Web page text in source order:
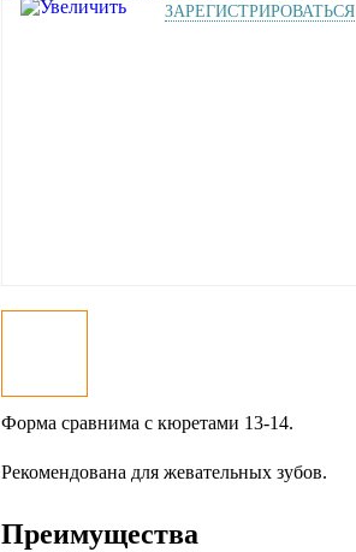
ЗАРЕГИСТРИРОВАТЬСЯ
Форма сравнима с кюретами 13-14.
Рекомендована для жевательных зубов.
Преимущества